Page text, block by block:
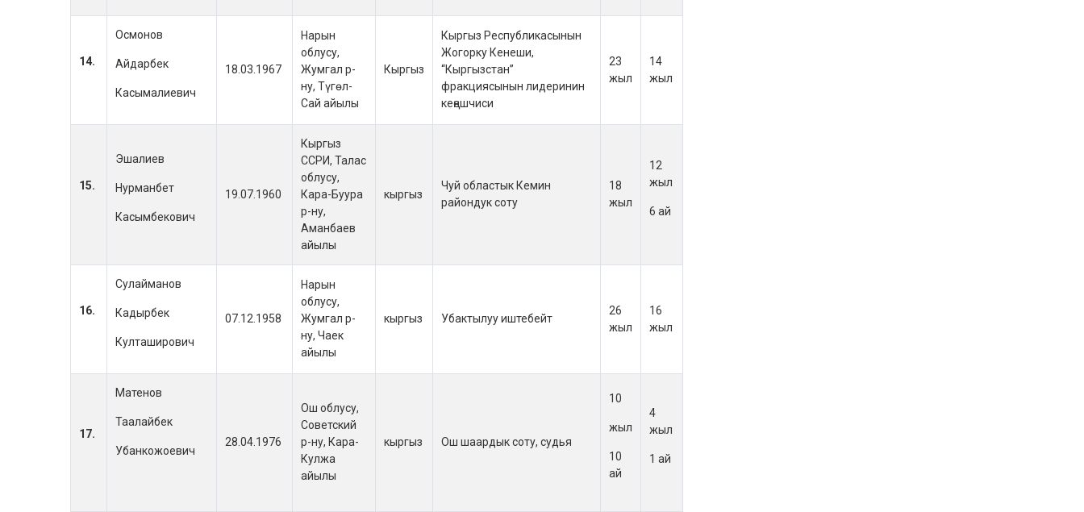
14.
Осмонов
Айдарбек
Касымалиевич
18.03.1967
Нарын
облусу,
Жумгал р-
ну, Түгөл-
Сай айылы
Кыргыз
Кыргыз Республикасынын
Жогорку Кенеши,
“Кыргызстан”
фракциясынын лидеринин
кеңешчиси
23
жыл
14
жыл
15.
Эшалиев
Нурманбет
Касымбекович
19.07.1960
Кыргыз
ССРИ, Талас
облусу,
Кара-Буура
р-ну,
Аманбаев
айылы
кыргыз
Чуй областык Кемин
райондук соту
18
жыл
12
жыл
6 ай
16.
Сулайманов
Кадырбек
Култаширович
07.12.1958
Нарын
облусу,
Жумгал р-
ну, Чаек
айылы
кыргыз Убактылуу иштебейт
26
жыл
16
жыл
17.
Матенов
Таалайбек
Убанкожоевич
28.04.1976
Ош облусу,
Советский
р-ну, Кара-
Кулжа
айылы
кыргыз Ош шаардык соту, судья
10
жыл
10
ай
4
жыл
1 ай